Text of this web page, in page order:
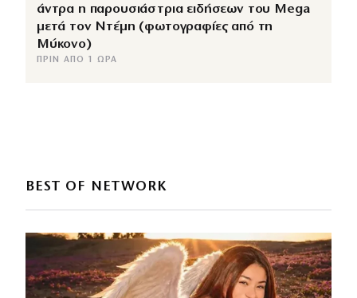
άντρα η παρουσιάστρια ειδήσεων του Mega
μετά τον Ντέμη (φωτογραφίες από τη
Μύκονο)
ΠΡΙΝ ΑΠΌ 1 ΏΡΑ
BEST OF NETWORK